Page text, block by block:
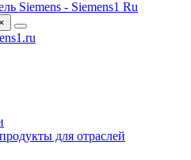
×
для отраслей